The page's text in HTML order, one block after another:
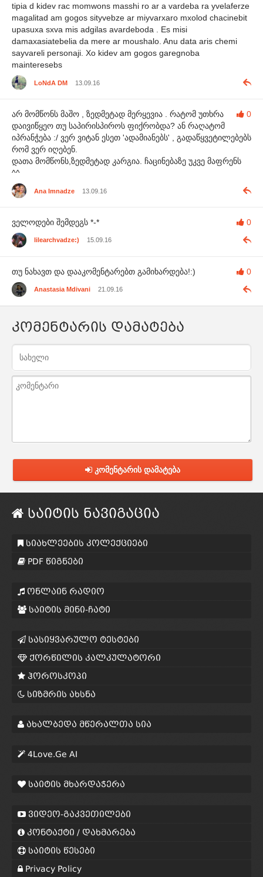
tipia d kidev rac momwons masshi ro ar a vardeba ra yvelaferze
magalitad am gogos sityvebze ar miyvarxaro mxolod chacinebit
upasuxa sxva mis adgilas avardeboda . Es misi
damaxasiatebelia da mere ar moushalo. Anu data aris chemi
sayvareli personaji. Xo kidev am gogos garegnoba
mainteresebs
LoNdA DM 13.09.16
0
არ მომწონს მაშო , ზედმეტად მერყევია . რატომ უთხრა
დაივიწყეო თუ საპირისპიროს ფიქრობდა? ან რაღატომ
იპრანჭება :/ ვერ ვიტან ესეთ 'ადამიანებს' , გადაწყვეტილებებს
რომ ვერ იღებენ.
დათა მომწონს,ზედმეტად კარგია. ჩაცინებაზე უკვე მაფრენს
^^
Ana Imnadze 13.09.16
0
ველოდები შემდეგს *-*
lilearchvadze:) 15.09.16
0
თუ ნახავთ და დააკომენტარებთ გამიხარდება!:)
Anastasia Mdivani 21.09.16
კომენტარის დამატება
კომენტარის დამატება
საიტის ნავიგაცია
სიახლეების კოლექციები
PDF წიგნები
ონლაინ რადიო
საიტის მინი-ჩატი
სასიყვარულო ტესტები
ქორწილის კალკულატორი
ჰოროსკოპი
სიზმრის ახსნა
ახალბედა მწერალთა სია
4Love.Ge AI
საიტის მხარდაჭერა
ვიდეო-გაკვეთილები
კონტაქტი / დახმარება
საიტის წესები
Privacy Policy